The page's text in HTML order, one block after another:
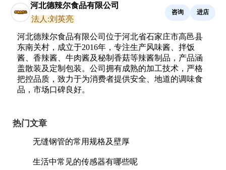
河北德辣尔食品有限公司
法人:刘英亮
咨询 进店
河北德辣尔食品有限公司位于河北省石家庄市高邑县
东南关村，成立于2016年，专注生产风味酱、拌饭
酱、香辣酱、牛肉酱及秘制香菇等辣酱制品，产品涵
盖散装及定制包装。公司拥有成熟的加工技术，严格
把控品质，致力于为消费者提供安全、地道的调味食
品，市场口碑良好。
热门文章
无缝钢管的常用规格及壁厚
生活中常见的传感器有哪些呢